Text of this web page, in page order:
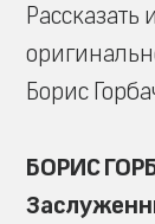
Борис
БОРИС